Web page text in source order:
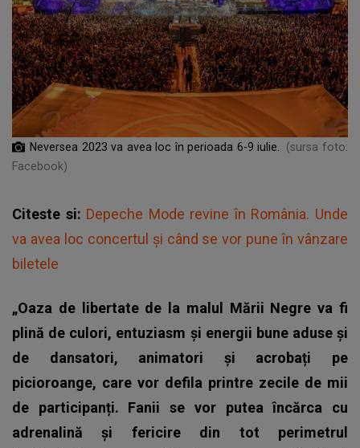
Neversea 2023 va avea loc în perioada 6-9 iulie.
(sursa foto:
Facebook)
Citeste si: Depeche Mode revine în România. Unde
va avea loc concertul şi când se vor pune în vânzare
biletele
„Oaza de libertate de la malul Mării Negre va fi
plină de culori, entuziasm și energii bune aduse și
de dansatori, animatori și acrobați pe
picioroange, care vor defila printre zecile de mii
de participanți. Fanii se vor putea încărca cu
adrenalină și fericire din tot perimetrul